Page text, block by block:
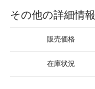
その他の詳細情報
販売価格
在庫状況